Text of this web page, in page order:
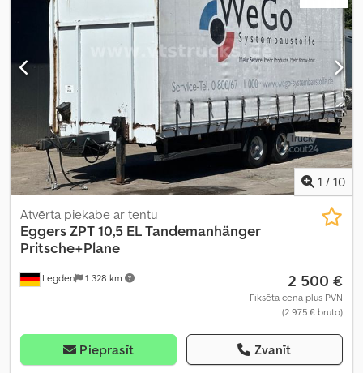
1 / 10
Legden 1 328 km
Atvērta piekabe ar tentu
EggersZPT 10,5 EL Tandemanhänger
Pritsche+Plane
2 500 €
Fiksēta cena plus PVN
(2 975 € bruto)
Pieprasīt Zvanīt